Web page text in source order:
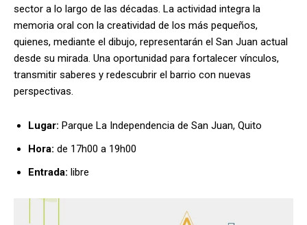
sector a lo largo de las décadas. La actividad integra la
memoria oral con la creatividad de los más pequeños,
quienes, mediante el dibujo, representarán el San Juan actual
desde su mirada. Una oportunidad para fortalecer vínculos,
transmitir saberes y redescubrir el barrio con nuevas
perspectivas.
Lugar: Parque La Independencia de San Juan, Quito
Hora: de 17h00 a 19h00
Entrada: libre